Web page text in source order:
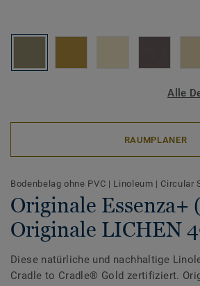
Alle
RAUMPLANER
Bodenbelag ohne PVC | Linoleum | Circular
Originale Essenza+
Originale LICHEN
Diese natürliche und nachhaltige
Cradle to Cradle® Gold zertifiziert.